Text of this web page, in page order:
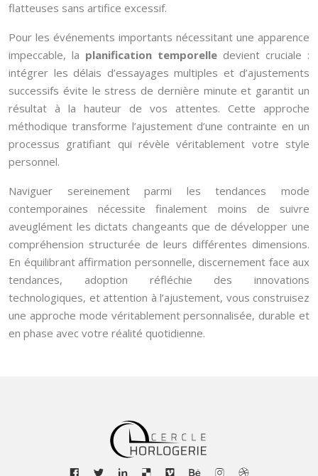
flatteuses sans artifice excessif.
Pour les événements importants nécessitant une apparence
impeccable, la planification temporelle devient cruciale :
intégrer les délais d’essayages multiples et d’ajustements
successifs évite le stress de dernière minute et garantit un
résultat à la hauteur de vos attentes. Cette approche
méthodique transforme l’ajustement d’une contrainte en un
processus gratifiant qui révèle véritablement votre style
personnel.
Naviguer sereinement parmi les tendances mode
contemporaines nécessite finalement moins de suivre
aveuglément les dictats changeants que de développer une
compréhension structurée de leurs différentes dimensions.
En équilibrant affirmation personnelle, discernement face aux
tendances, adoption réfléchie des innovations
technologiques, et attention à l’ajustement, vous construisez
une approche mode véritablement personnalisée, durable et
en phase avec votre réalité quotidienne.